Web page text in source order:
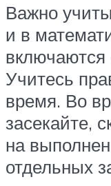
Важно
и в
Учитесь
время. Во
засекайте,
на
отдельных